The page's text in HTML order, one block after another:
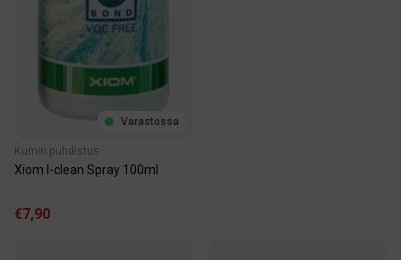
Varastossa
Kumin puhdistus
Xiom I-clean Spray 100ml
€7,90